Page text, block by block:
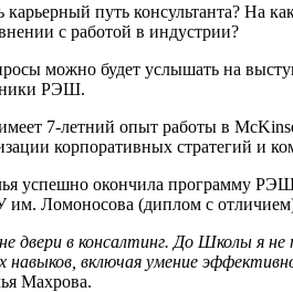
путь консультанта? На
с работой в индустрии?
можно будет услышать на
РЭШ.
7-летний опыт работы в
корпоративных стратегий и
успешно окончила программу
Ломоносова (диплом с
в консалтинг. До Школы я не
навыков, включая умение
Махрова.